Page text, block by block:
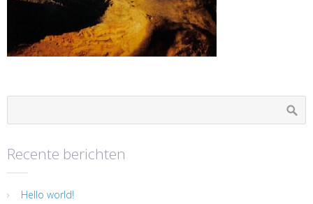
Recente berichten
Hello world!